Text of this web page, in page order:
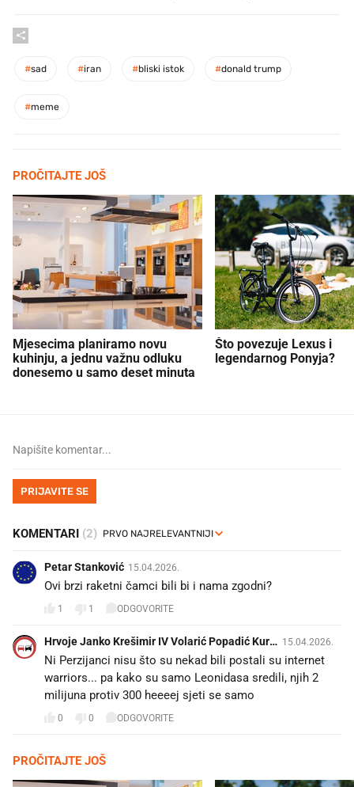
#sad #iran #bliski istok #donald trump
#meme
PROČITAJTE JOŠ
Mjesecima planiramo novu
kuhinju, a jednu važnu odluku
donesemo u samo deset minuta
Što povezuje Lexus i
legendarnog Ponyja?
PRIJAVITE SE
KOMENTARI (2)
Petar Stanković 15.04.2026.
Ovi brzi raketni čamci bili bi i nama zgodni?
1 1 ODGOVORITE
Hrvoje Janko Krešimir IV Volarić Popadić Kurč
ubić
15.04.2026.
Ni Perzijanci nisu što su nekad bili postali su internet
warriors... pa kako su samo Leonidasa sredili, njih 2
milijuna protiv 300 heeeej sjeti se samo
0 0 ODGOVORITE
PROČITAJTE JOŠ